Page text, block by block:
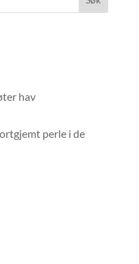
hav
perle i de